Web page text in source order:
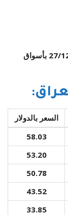
متوسط أسعار الذهب اليوم الثلاثاء بتاريخ 27/12/2022 بأسواق
السعر بالدولار
58.03
53.20
50.78
43.52
33.85